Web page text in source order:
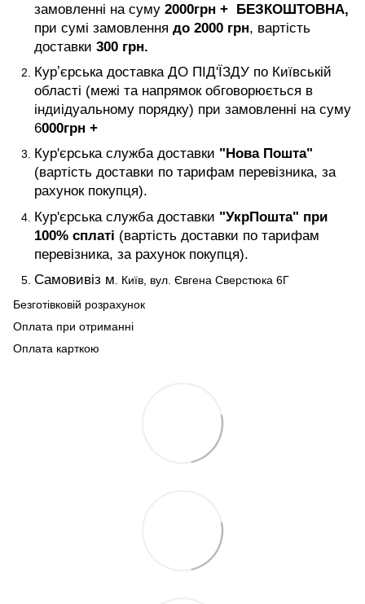
замовленні на суму 2000грн + БЕЗКОШТОВНА,
при сумі замовлення до 2000 грн, вартість
доставки 300 грн.
Курʼєрська доставка ДО ПІД'ЇЗДУ по Київській
області (межі та напрямок обговорюється в
індиідуальному порядку) при замовленні на суму
6000грн +
Кур'єрська служба доставки "Нова Пошта"
(вартість доставки по тарифам перевізника, за
рахунок покупця).
Кур'єрська служба доставки "УкрПошта" при
100% сплаті (вартість доставки по тарифам
перевізника, за рахунок покупця).
Самовивіз м . Київ, вул. Євгена Сверстюка 6Г
Безготівковій розрахунок
Оплата при отриманні
Оплата карткою